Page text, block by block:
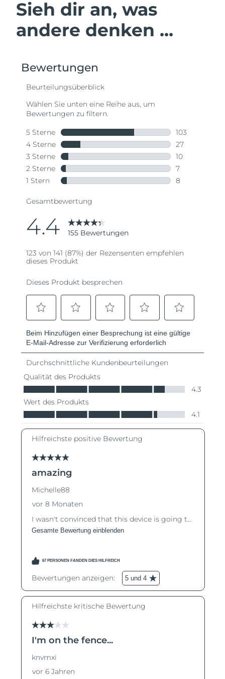
Sieh dir an, was
andere denken ...